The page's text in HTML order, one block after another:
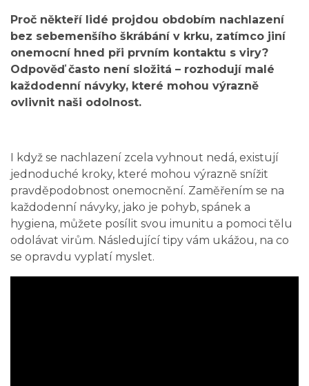
Proč někteří lidé projdou obdobím nachlazení
bez sebemenšího škrábání v krku, zatímco jiní
onemocní hned při prvním kontaktu s viry?
Odpověď často není složitá – rozhodují malé
každodenní návyky, které mohou výrazně
ovlivnit naši odolnost.
I když se nachlazení zcela vyhnout nedá, existují
jednoduché kroky, které mohou výrazně snížit
pravděpodobnost onemocnění. Zaměřením se na
každodenní návyky, jako je pohyb, spánek a
hygiena, můžete posílit svou imunitu a pomoci tělu
odolávat virům. Následující tipy vám ukážou, na co
se opravdu vyplatí myslet.